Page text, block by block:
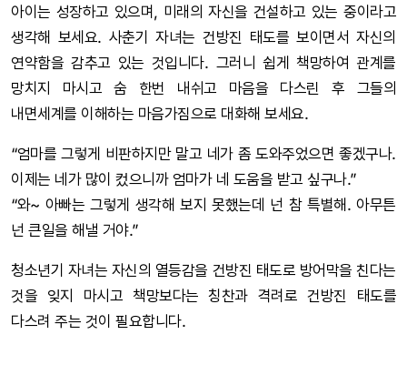
아이는 성장하고 있으며, 미래의 자신을 건설하고 있는 중이라고
생각해 보세요. 사춘기 자녀는 건방진 태도를 보이면서 자신의
연약함을 감추고 있는 것입니다. 그러니 쉽게 책망하여 관계를
망치지 마시고 숨 한번 내쉬고 마음을 다스린 후 그들의
내면세계를 이해하는 마음가짐으로 대화해 보세요.
“엄마를 그렇게 비판하지만 말고 네가 좀 도와주었으면 좋겠구나.
이제는 네가 많이 컸으니까 엄마가 네 도움을 받고 싶구나.”
“와~ 아빠는 그렇게 생각해 보지 못했는데 넌 참 특별해. 아무튼
넌 큰일을 해낼 거야.”
청소년기 자녀는 자신의 열등감을 건방진 태도로 방어막을 친다는
것을 잊지 마시고 책망보다는 칭찬과 격려로 건방진 태도를
다스려 주는 것이 필요합니다.